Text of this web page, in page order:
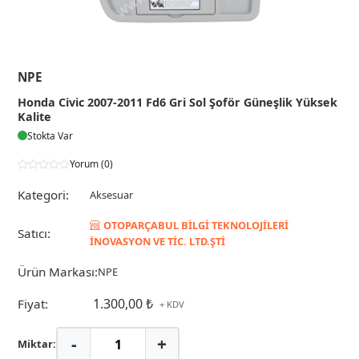
NPE
Honda Civic 2007-2011 Fd6 Gri Sol Şoför Güneşlik Yüksek
Kalite
Stokta Var
Yorum (0)
Kategori: Aksesuar
Satıcı:
OTOPARÇABUL BİLGİ TEKNOLOJİLERİ
İNOVASYON VE TİC. LTD.ŞTİ
Ürün Markası:NPE
Fiyat: 1.300,00 ₺ + KDV
Miktar: - +